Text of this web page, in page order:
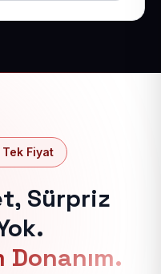
Tek Fiyat
Sürpriz
Donanım.